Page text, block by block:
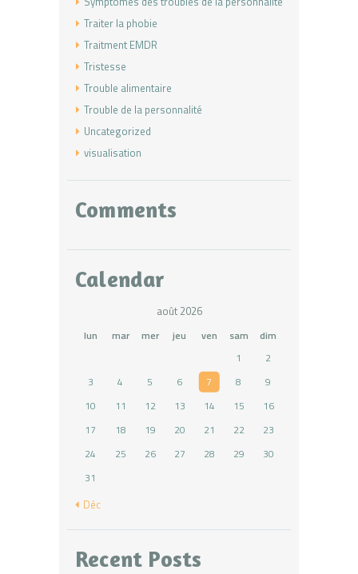
Traiter la phobie
Traitment EMDR
Tristesse
Trouble alimentaire
Trouble de la personnalité
Uncategorized
visualisation
Comments
Calendar
août 2026
lun mar mer jeu ven sam
dim
1
2
3
4 5 6 7 8
9
10
11 12 13 14 15
16
17
18 19 20 21 22
23
24
25 26 27 28 29
30
31
« Déc
Recent Posts